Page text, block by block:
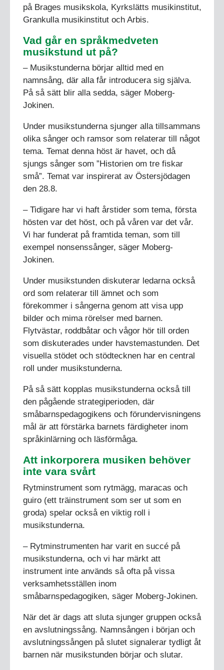
på Brages musikskola, Kyrkslätts musikinstitut,
Grankulla musikinstitut och Arbis.
Vad går en språkmedveten
musikstund ut på?
– Musikstunderna börjar alltid med en
namnsång, där alla får introducera sig själva.
På så sätt blir alla sedda, säger Moberg-
Jokinen.
Under musikstunderna sjunger alla tillsammans
olika sånger och ramsor som relaterar till något
tema. Temat denna höst är havet, och då
sjungs sånger som ”Historien om tre fiskar
små”. Temat var inspirerat av Östersjödagen
den 28.8.
– Tidigare har vi haft årstider som tema, första
hösten var det höst, och på våren var det vår.
Vi har funderat på framtida teman, som till
exempel nonsenssånger, säger Moberg-
Jokinen.
Under musikstunden diskuterar ledarna också
ord som relaterar till ämnet och som
förekommer i sångerna genom att visa upp
bilder och mima rörelser med barnen.
Flytvästar, roddbåtar och vågor hör till orden
som diskuterades under havstemastunden. Det
visuella stödet och stödtecknen har en central
roll under musikstunderna.
På så sätt kopplas musikstunderna också till
den pågående strategiperioden, där
småbarnspedagogikens och förundervisningens
mål är att förstärka barnets färdigheter inom
språkinlärning och läsförmåga.
Att inkorporera musiken behöver
inte vara svårt
Rytminstrument som rytmägg, maracas och
guiro (ett träinstrument som ser ut som en
groda) spelar också en viktig roll i
musikstunderna.
– Rytminstrumenten har varit en succé på
musikstunderna, och vi har märkt att
instrument inte används så ofta på vissa
verksamhetsställen inom
småbarnspedagogiken, säger Moberg-Jokinen.
När det är dags att sluta sjunger gruppen också
en avslutningssång. Namnsången i början och
avslutningssången på slutet signalerar tydligt åt
barnen när musikstunden börjar och slutar.